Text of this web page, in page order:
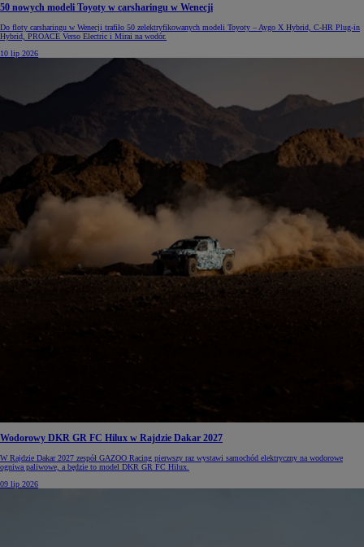
50 nowych modeli Toyoty w carsharingu w Wenecji
Do floty carsharingu w Wenecji trafiło 50 zelektryfikowanych modeli Toyoty – Aygo X Hybrid, C-HR Plug-in
Hybrid, PROACE Verso Electric i Mirai na wodór.
10 lip 2026
Wodorowy DKR GR FC Hilux w Rajdzie Dakar 2027
W Rajdzie Dakar 2027 zespół GAZOO Racing pierwszy raz wystawi samochód elektryczny na wodorowe
ogniwa paliwowe, a będzie to model DKR GR FC Hilux.
09 lip 2026